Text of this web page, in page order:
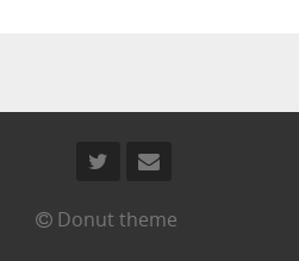
Donut theme